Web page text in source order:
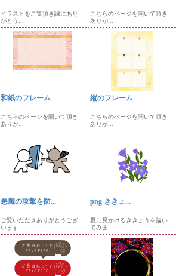
イラストをご覧頂き誠にあり
がとう...
こちらのページを開いて頂き
ありが...
和紙のフレーム
こちらのページを開いて頂き
ありが...
縦のフレーム
こちらのページを開いて頂き
ありが...
悪魔の攻撃を防...
ご覧いただきありがとうござ
います...
png ききょ...
夏に見かけるききょうを描い
てみま...